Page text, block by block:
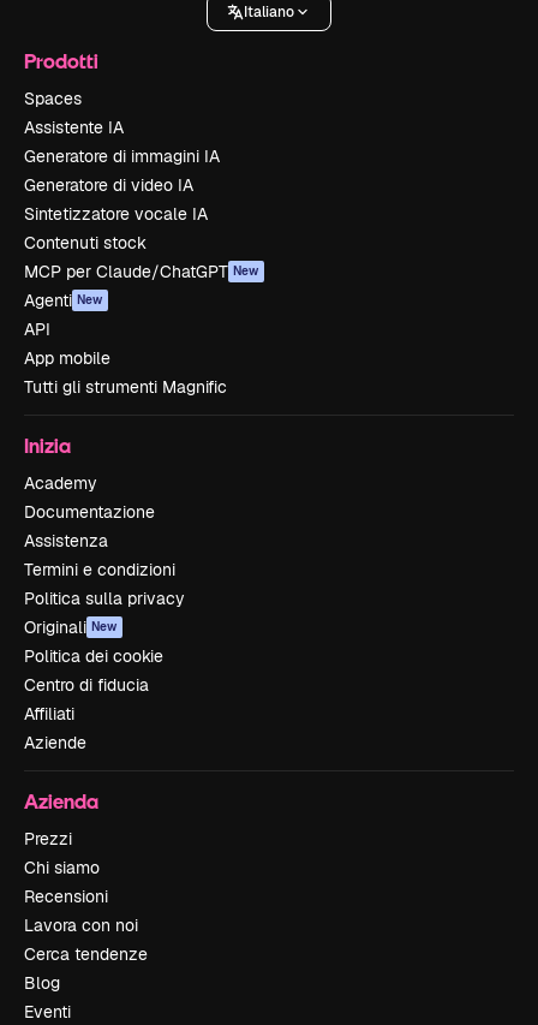
Italiano
Prodotti
Spaces
Assistente IA
Generatore di immagini IA
Generatore di video IA
Sintetizzatore vocale IA
Contenuti stock
MCP per Claude/ChatGPT New
Agenti New
API
App mobile
Tutti gli strumenti Magnific
Inizia
Academy
Documentazione
Assistenza
Termini e condizioni
Politica sulla privacy
Originali New
Politica dei cookie
Centro di fiducia
Affiliati
Aziende
Azienda
Prezzi
Chi siamo
Recensioni
Lavora con noi
Cerca tendenze
Blog
Eventi